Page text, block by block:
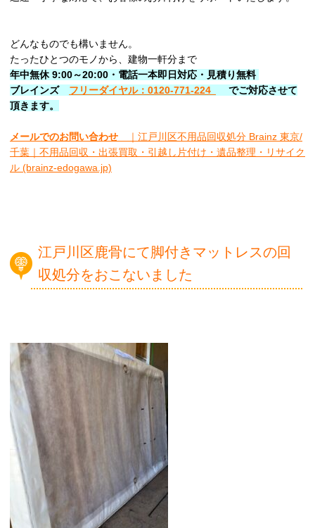
どんなものでも構いません。
たったひとつのモノから、建物一軒分まで
年中無休 9:00～20:00・電話一本即日対応・見積り無料
ブレインズ フリーダイヤル：0120-771-224
でご対応させて
頂きます。
メールでのお問い合わせ
｜江戸川区不用品回収処分 Brainz 東京/
千葉｜不用品回収・出張買取・引越し片付け・遺品整理・リサイク
ル (brainz-edogawa.jp)
江戸川区鹿骨にて脚付きマットレスの回
収処分をおこないました